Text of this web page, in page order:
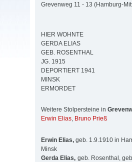
Grevenweg 11 - 13 (Hamburg-
HIER WOHNTE
GERDA ELIAS
GEB. ROSENTHAL
JG. 1915
DEPORTIERT 1941
MINSK
ERMORDET
Weitere Stolpersteine in
Erwin Elias, Bruno Prieß
Erwin Elias, geb. 1.9.1910 in
Minsk
Gerda Elias, geb. Rosenthal,